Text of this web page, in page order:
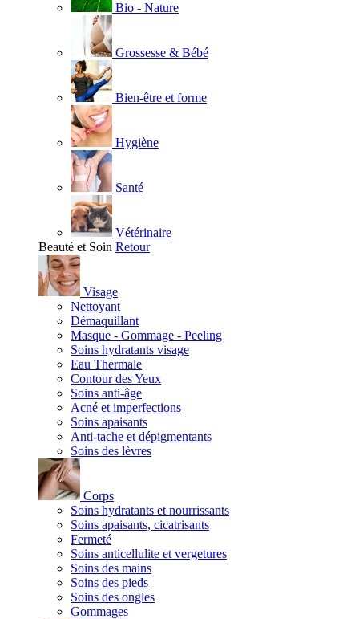
Bio - Nature
Grossesse & Bébé
Bien-être et forme
Hygiène
Santé
Vétérinaire
Beauté et Soin Retour
Visage
Nettoyant
Démaquillant
Masque - Gommage - Peeling
Soins hydratants visage
Eau Thermale
Contour des Yeux
Soins anti-âge
Acné et imperfections
Soins apaisants
Anti-tache et dépigmentants
Soins des lèvres
Corps
Soins hydratants et nourrissants
Soins apaisants, cicatrisants
Fermeté
Soins anticellulite et vergetures
Soins des mains
Soins des pieds
Soins des ongles
Gommages